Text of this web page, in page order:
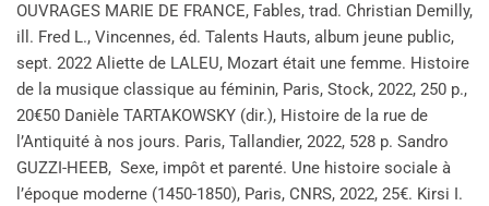
OUVRAGES MARIE DE FRANCE, Fables, trad. Christian Demilly,
ill. Fred L., Vincennes, éd. Talents Hauts, album jeune public,
sept. 2022 Aliette de LALEU, Mozart était une femme. Histoire
de la musique classique au féminin, Paris, Stock, 2022, 250 p.,
20€50 Danièle TARTAKOWSKY (dir.), Histoire de la rue de
l’Antiquité à nos jours. Paris, Tallandier, 2022, 528 p. Sandro
GUZZI-HEEB, Sexe, impôt et parenté. Une histoire sociale à
l’époque moderne (1450-1850), Paris, CNRS, 2022, 25€. Kirsi I.